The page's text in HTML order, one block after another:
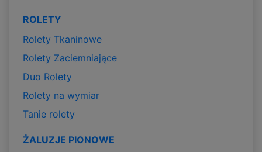
ROLETY
Rolety Tkaninowe
Rolety Zaciemniające
Duo Rolety
Rolety na wymiar
Tanie rolety
ŻALUZJE PIONOWE